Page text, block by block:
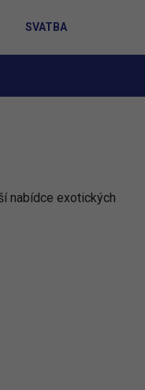
SVATBA
nabídce exotických